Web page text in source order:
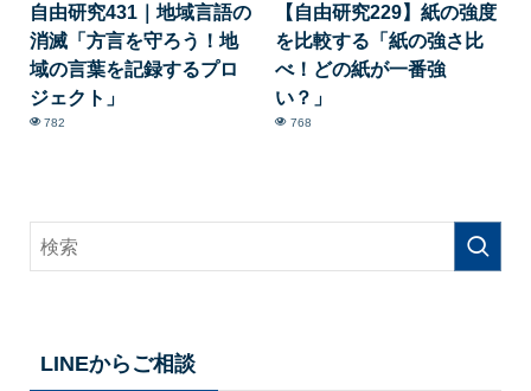
自由研究431｜地域言語の
消滅「方言を守ろう！地
域の言葉を記録するプロ
ジェクト」
782
【自由研究229】紙の強度
を比較する「紙の強さ比
べ！どの紙が一番強
い？」
768
LINEからご相談